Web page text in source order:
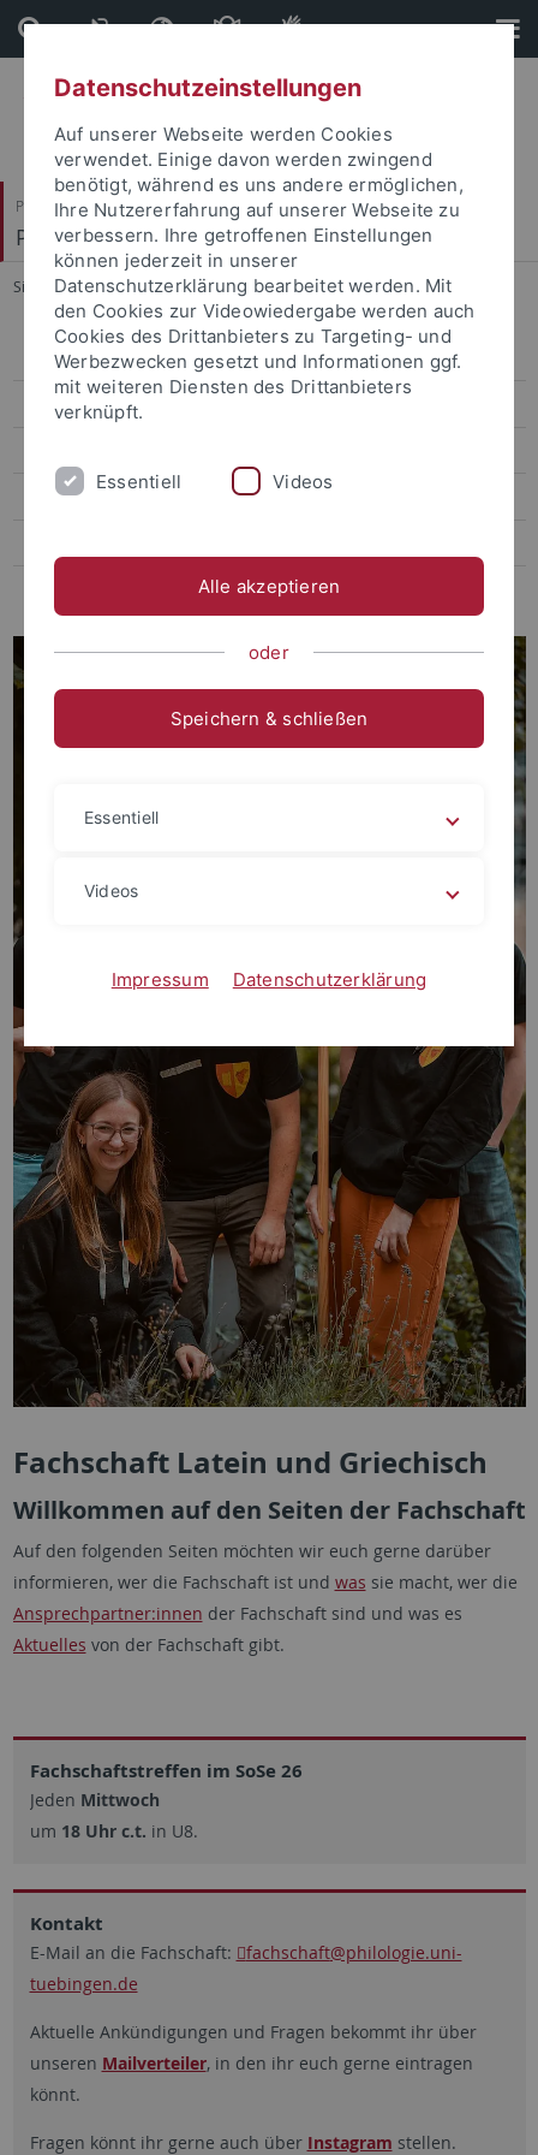
Direkt
zum
Inhalt
Direkt
zur
Fußleiste
Philosophische Fakultät
Philologisches Seminar
Sie sind hier: Startseite ... Fachschaft
Was macht die Fachschaft?
Ansprechpartner:innen
Hochschulpolitik
Seminaristische Hilfsmittel
Fachschaft Latein und Griechisch
Willkommen auf den Seiten der Fachschaft
Auf den folgenden Seiten möchten wir euch gerne darüber
informieren, wer die Fachschaft ist und was sie macht, wer die
Ansprechpartner:innen der Fachschaft sind und was es
Aktuelles von der Fachschaft gibt.
Fachschaftstreffen im SoSe 26
Jeden Mittwoch
um 18 Uhr c.t. in U8.
Kontakt
E-Mail an die Fachschaft: fachschaft@philologie.uni-
tuebingen.de
Aktuelle Ankündigungen und Fragen bekommt ihr über
unseren Mailverteiler, in den ihr euch gerne eintragen
könnt.
Fragen könnt ihr gerne auch über Instagram stellen.
Datenschutzeinstellungen
Auf unserer Webseite werden Cookies
verwendet. Einige davon werden zwingend
benötigt, während es uns andere ermöglichen,
Ihre Nutzererfahrung auf unserer Webseite zu
verbessern. Ihre getroffenen Einstellungen
können jederzeit in unserer
Datenschutzerklärung bearbeitet werden. Mit
den Cookies zur Videowiedergabe werden auch
Cookies des Drittanbieters zu Targeting- und
Werbezwecken gesetzt und Informationen ggf.
mit weiteren Diensten des Drittanbieters
verknüpft.
Essentiell Videos
Alle akzeptieren
oder
Speichern & schließen
Essentiell
Videos
Impressum Datenschutzerklärung